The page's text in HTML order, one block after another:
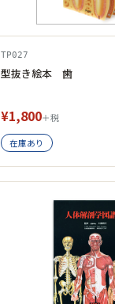
TP027
型抜き絵本 歯
¥1,800＋税
在庫あり